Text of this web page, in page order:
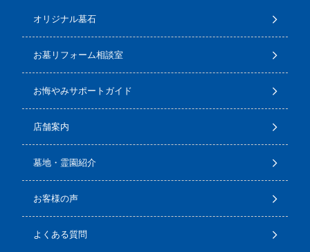
オリジナル墓石
お墓リフォーム相談室
お悔やみサポートガイド
店舗案内
墓地・霊園紹介
お客様の声
よくある質問